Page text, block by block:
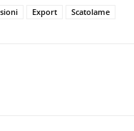
Export Scatolame